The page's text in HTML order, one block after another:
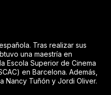
Tras realizar sus
una maestría en
Escola Superior de Cinema
en Barcelona. Además,
Nancy Tuñón y Jordi Oliver.